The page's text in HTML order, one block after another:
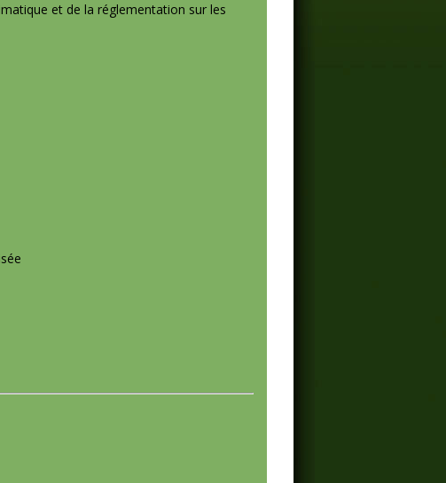
et de la réglementation sur les